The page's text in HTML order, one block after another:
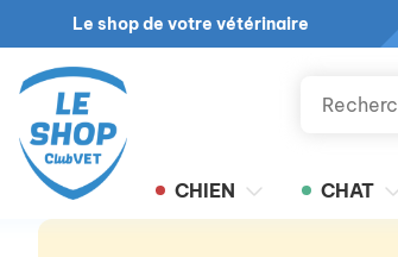
Le shop de votre vétérinaire
CHIEN CHAT